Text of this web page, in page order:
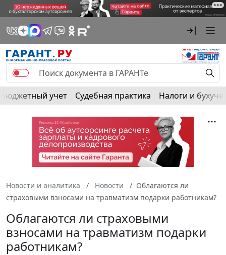
Бюджетный учет Судебная практика Налоги и
Новости и аналитика Новости
Облагаются ли
страховыми взносами на травматизм подарки работникам?
Облагаются ли страховыми
взносами на травматизм подарки
работникам?